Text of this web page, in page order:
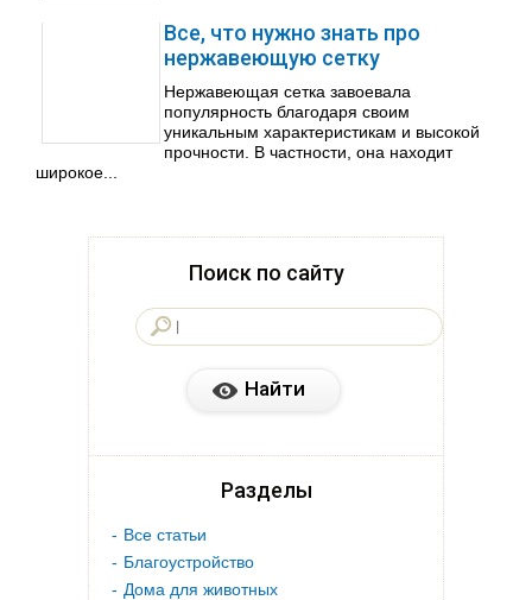
Все, что нужно знать про
нержавеющую сетку
Нержавеющая сетка завоевала
популярность благодаря своим
уникальным характеристикам и высокой
прочности. В частности, она находит
широкое...
Поиск по сайту
Разделы
Все статьи
Благоустройство
Дома для животных